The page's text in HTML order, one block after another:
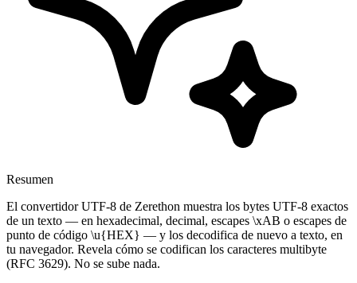
Resumen
El convertidor UTF-8 de Zerethon muestra los bytes UTF-8 exactos
de un texto — en hexadecimal, decimal, escapes \xAB o escapes de
punto de código \u{HEX} — y los decodifica de nuevo a texto, en
tu navegador. Revela cómo se codifican los caracteres multibyte
(RFC 3629). No se sube nada.